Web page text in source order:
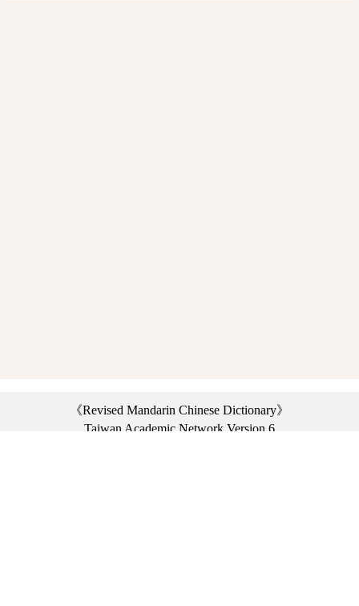
《Revised Mandarin Chinese Dictionary》
Taiwan Academic Network Version 6